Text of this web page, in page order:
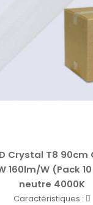
Crystal T8 90cm
160lm/W (Pack
neutre 4000K
Caractéristiques :